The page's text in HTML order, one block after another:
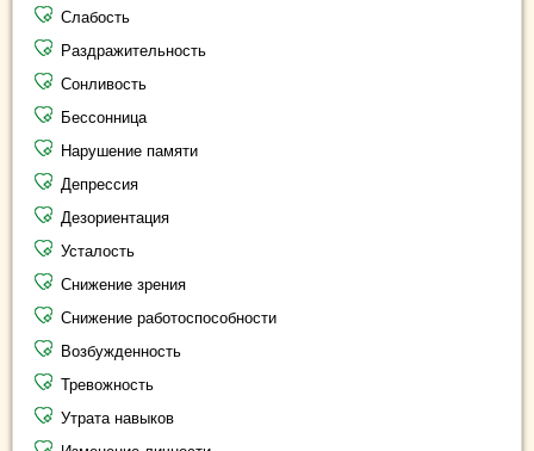
Слабость
Раздражительность
Сонливость
Бессонница
Нарушение памяти
Депрессия
Дезориентация
Усталость
Снижение зрения
Снижение работоспособности
Возбужденность
Тревожность
Утрата навыков